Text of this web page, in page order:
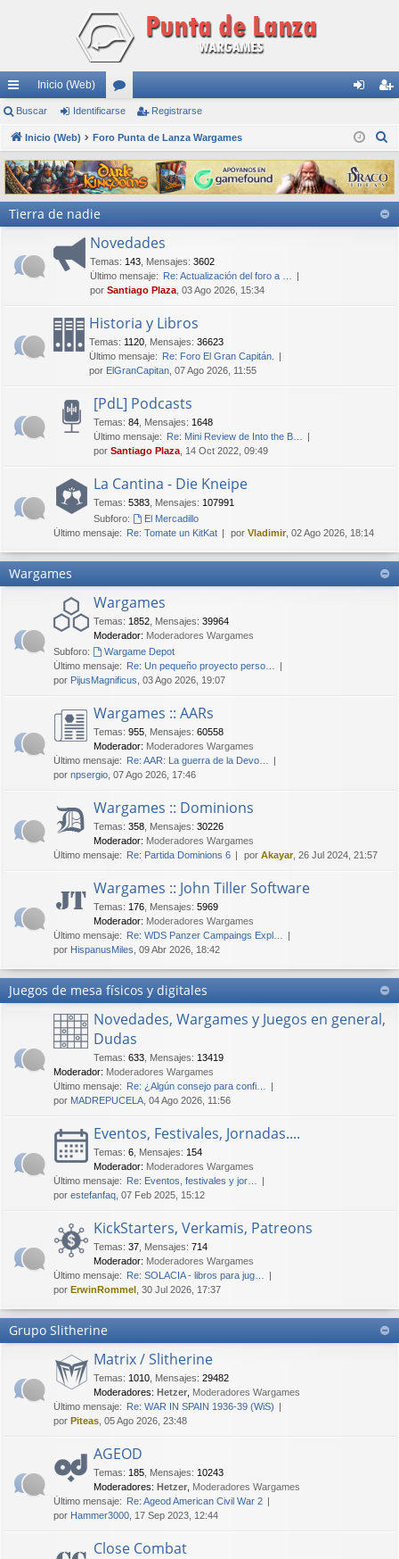
nl
ac
es
rá
pi
Inicio (Web)
or
os nti
fic
ar
ist
ra
rs
e
Buscar Identificarse Registrarse
Inicio (Web) Foro Punta de Lanza Wargames
s
c
Tierra de nadie
Novedades
Temas: 143 Mensajes: 3602
Último mensaje: Re: Actualización del foro a …
por Santiago Plaza , 03 Ago 2026, 15:34
Historia y Libros
Temas: 1120 Mensajes: 36623
Último mensaje: Re: Foro El Gran Capitán.
por ElGranCapitan , 07 Ago 2026, 11:55
[PdL] Podcasts
Temas: 84 Mensajes: 1648
Último mensaje: Re: Mini Review de Into the B…
por Santiago Plaza , 14 Oct 2022, 09:49
La Cantina - Die Kneipe
Temas: 5383 Mensajes: 107991
Subforo:
El Mercadillo
Último mensaje: Re: Tomate un KitKat por Vladimir, 02 Ago 2026, 18:14
Wargames
Wargames
Temas: 1852 Mensajes: 39964
Moderador: Moderadores Wargames
Subforo:
Wargame Depot
Último mensaje: Re: Un pequeño proyecto perso…
por PijusMagnificus , 03 Ago 2026, 19:07
Wargames :: AARs
Temas: 955 Mensajes: 60558
Moderador: Moderadores Wargames
Último mensaje: Re: AAR: La guerra de la Devo…
por npsergio , 07 Ago 2026, 17:46
Wargames :: Dominions
Temas: 358 Mensajes: 30226
Moderador: Moderadores Wargames
Último mensaje: Re: Partida Dominions 6 por Akayar, 26 Jul 2024, 21:57
Wargames :: John Tiller Software
Temas: 176 Mensajes: 5969
Moderador: Moderadores Wargames
Último mensaje: Re: WDS Panzer Campaings Expl…
por HispanusMiles , 09 Abr 2026, 18:42
Juegos de mesa físicos y digitales
Novedades, Wargames y Juegos en general,
Dudas
Temas: 633 Mensajes: 13419
Moderador: Moderadores Wargames
Último mensaje: Re: ¿Algún consejo para confi…
por MADREPUCELA , 04 Ago 2026, 11:56
Eventos, Festivales, Jornadas....
Temas: 6 Mensajes: 154
Moderador: Moderadores Wargames
Último mensaje: Re: Eventos, festivales y jor…
por estefanfaq , 07 Feb 2025, 15:12
KickStarters, Verkamis, Patreons
Temas: 37 Mensajes: 714
Moderador: Moderadores Wargames
Último mensaje: Re: SOLACIA - libros para jug…
por ErwinRommel , 30 Jul 2026, 17:37
Grupo Slitherine
Matrix / Slitherine
Temas: 1010 Mensajes: 29482
Moderadores: Hetzer Moderadores Wargames
Último mensaje: Re: WAR IN SPAIN 1936-39 (WiS)
por Piteas , 05 Ago 2026, 23:48
AGEOD
Temas: 185 Mensajes: 10243
Moderadores: Hetzer Moderadores Wargames
Último mensaje: Re: Ageod American Civil War 2
por Hammer3000 , 17 Sep 2023, 12:44
Close Combat